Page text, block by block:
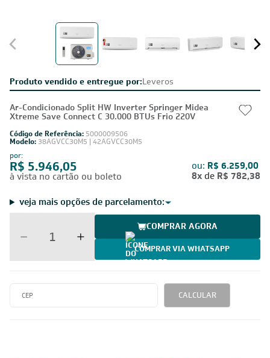
Produto vendido e entregue por:Leveros
Ar-Condicionado Split HW Inverter Springer Midea
Xtreme Save Connect C 30.000 BTUs Frio 220V
Código de Referência: 5000009506
Modelo: 38AGVCC30M5 | 42AGVCC30M5
por:
R$ 5.946,05
à vista no cartão ou boleto
ou: R$ 6.259,00
8x de R$ 782,38
veja mais opções de parcelamento:
COMPRAR AGORA
COMPRAR VIA WHATSAPP
CALCULAR